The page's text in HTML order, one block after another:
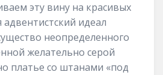
эту вину на красивых
идеал
неопределенного
желательно серой
платье со штанами «под